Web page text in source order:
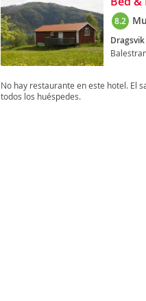
8.2
No hay restaurante en este hotel. El
todos los huéspedes.